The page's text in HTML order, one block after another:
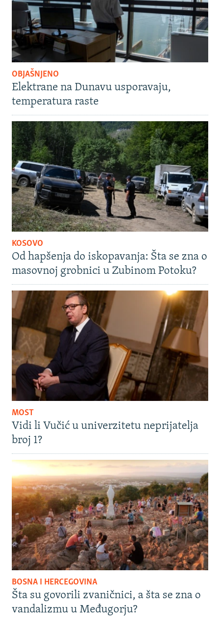
OBJAŠNJENO
Elektrane na Dunavu usporavaju,
temperatura raste
KOSOVO
Od hapšenja do iskopavanja: Šta se zna o
masovnoj grobnici u Zubinom Potoku?
MOST
Vidi li Vučić u univerzitetu neprijatelja
broj 1?
BOSNA I HERCEGOVINA
Šta su govorili zvaničnici, a šta se zna o
vandalizmu u Međugorju?